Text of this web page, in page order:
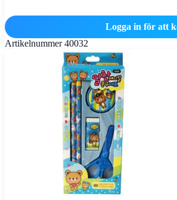
Logga in för att
Artikelnummer40032